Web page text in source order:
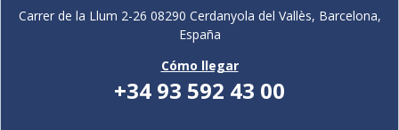
Carrer de la Llum 2-26 08290 Cerdanyola del Vallès, Barcelona,
España
Cómo llegar
+34 93 592 43 00